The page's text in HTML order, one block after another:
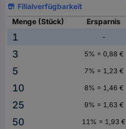
Filialverfügbarkeit
Menge (Stück)
Ersparnis
1 -
3
5% = 0,88 €
5
7% = 1,23 €
10
8% = 1,46 €
25
9% = 1,63 €
50
11% = 1,93 €